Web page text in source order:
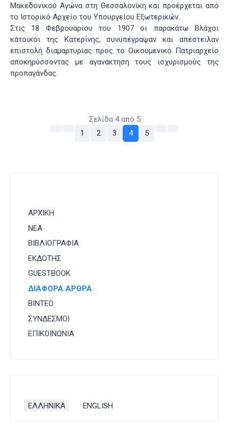
Μακεδονικού Αγώνα στη Θεσσαλονίκη και προέρχεται από
το Ιστορικό Αρχείο του Υπουργείου Εξωτερικών.
Στις 18 Φεβρουαρίου του 1907 οι παρακάτω Βλάχοι
κάτοικοι της Κατερίνης, συνυπέγραψαν και απέστειλαν
επιστολή διαμαρτυρίας προς το Οικουμενικό Πατριαρχείο
αποκηρύσσοντας με αγανάκτηση τους ισχυρισμούς της
προπαγάνδας.
1 2 3 4 5
Σελίδα 4 από 5
ΑΡΧΙΚΗ
ΝΕΑ
ΒΙΒΛΙΟΓΡΑΦΙΑ
ΕΚΔΟΤΗΣ
GUESTBOOK
ΔΙΑΦΟΡΑ ΑΡΘΡΑ
ΒΙΝΤΕΟ
ΣΥΝΔΕΣΜΟΙ
ΕΠΙΚΟΙΝΩΝΙΑ
Επιλέξτε τη γλώσσα σας
ΕΛΛΗΝΙΚΑ ENGLISH